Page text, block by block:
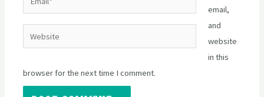
email,
and
website
in this
browser for the next time I comment.